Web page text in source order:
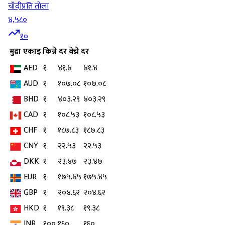
चाँदीप्रति तोला
४,५८०
१०
मुद्राएकाइकिन्ने दरबेच्ने दर
AED १ ४१.४
४१.४
AUD १ १०७.०८ १०७.०८
BHD १ ४०३.२९ ४०३.२९
CAD १ १०८.५३ १०८.५३
CHF १ १८७.८३ १८७.८३
CNY १ २२.५३
२२.५३
DKK १ २३.४७ २३.४७
EUR १ १७५.४५१७५.४५
GBP १ २०४.६२ २०४.६२
HKD १ १९.३८
१९.३८